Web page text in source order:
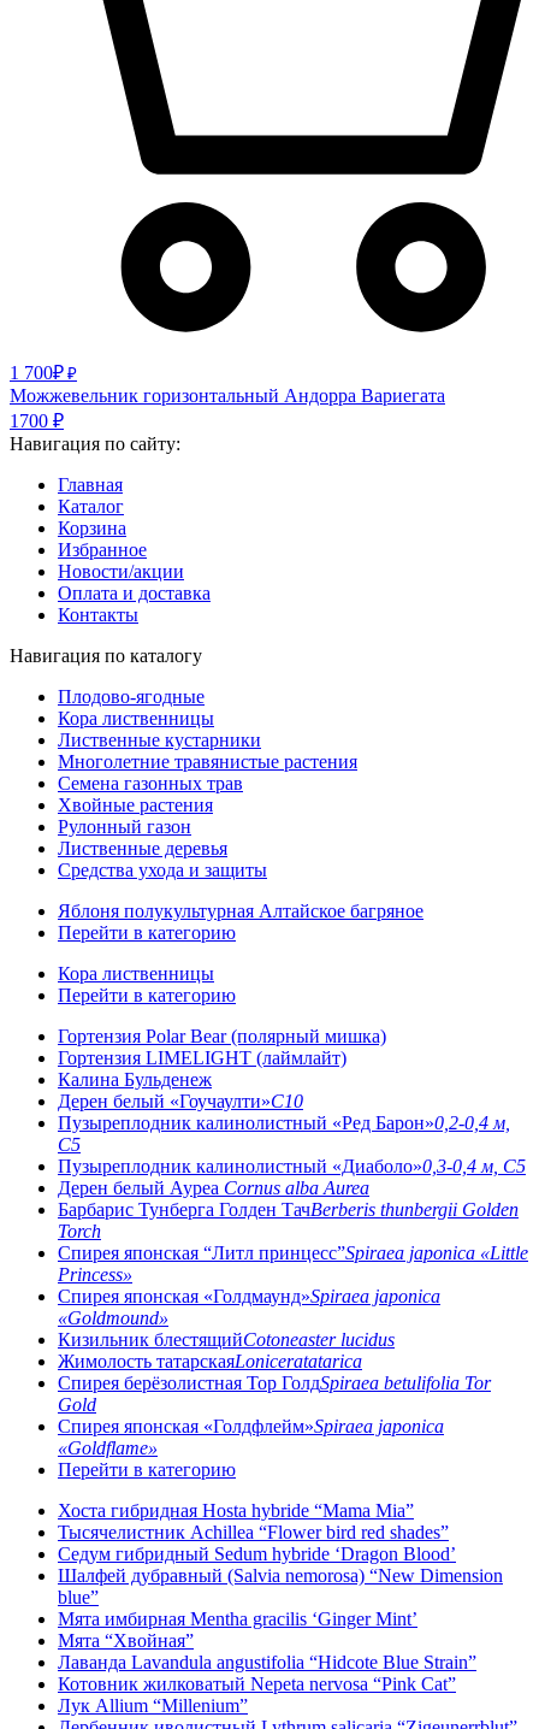
1 700₽ ₽
Можжевельник горизонтальный Андорра Вариегата
1700 ₽
Навигация по сайту:
Главная
Каталог
Корзина
Избранное
Новости/акции
Оплата и доставка
Контакты
Навигация по каталогу
Плодово-ягодные
Кора лиственницы
Лиственные кустарники
Многолетние травянистые растения
Семена газонных трав
Хвойные растения
Рулонный газон
Лиственные деревья
Средства ухода и защиты
Яблоня полукультурная Алтайское багряное
Перейти в категорию
Кора лиственницы
Перейти в категорию
Гортензия Polar Bear (полярный мишка)
Гортензия LIMELIGHT (лаймлайт)
Калина Бульденеж
Дерен белый «Гоучаулти»С10
Пузыреплодник калинолистный «Ред Барон»0,2-0,4 м,
C5
Пузыреплодник калинолистный «Диаболо»0,3-0,4 м, C5
Дерен белый Ауреа Cornus alba Aurea
Барбарис Тунберга Голден ТачBerberis thunbergii Golden
Torch
Спирея японская “Литл принцесс”Spiraea japonica «Little
Princess»
Спирея японская «Голдмаунд»Spiraea japonica
«Goldmound»
Кизильник блестящийCotoneaster lucidus
Жимолость татарскаяLoniceratatarica
Спирея берёзолистная Тор ГолдSpiraea betulifolia Tor
Gold
Спирея японская «Голдфлейм»Spiraea japonica
«Goldflame»
Перейти в категорию
Хоста гибридная Hosta hybride “Mama Mia”
Тысячелистник Achillea “Flower bird red shades”
Седум гибридный Sedum hybride ‘Dragon Blood’
Шалфей дубравный (Salvia nemorosa) “New Dimension
blue”
Мята имбирная Mentha gracilis ‘Ginger Mint’
Мята “Хвойная”
Лаванда Lavandula angustifolia “Hidcote Blue Strain”
Котовник жилковатый Nepeta nervosa “Pink Cat”
Лук Allium “Millenium”